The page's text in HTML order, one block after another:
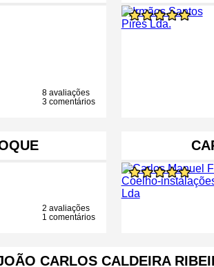
8 avaliações
3 comentários
2 avaliações
1 comentários
CARLOS CALDEIRA